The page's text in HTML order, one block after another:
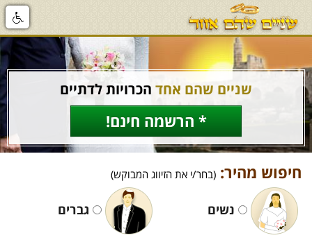
שניים שהם אחד הכרויות לדתיים
* הרשמה חינם!
חיפוש מהיר: (בחר/י את הזיווג המבוקש)
נשים גברים